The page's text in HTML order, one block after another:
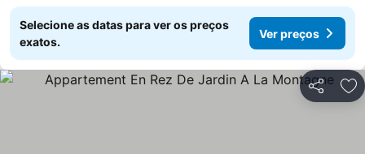
Selecione as datas para ver os preços
exatos.
Ver preços
Partilhar